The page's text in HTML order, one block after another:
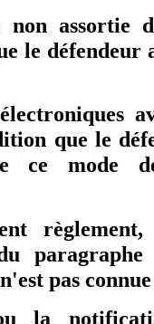
assortie
le défendeur
que le
ce mode
pas
la